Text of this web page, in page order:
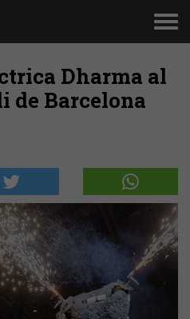
Dharma al
de Barcelona